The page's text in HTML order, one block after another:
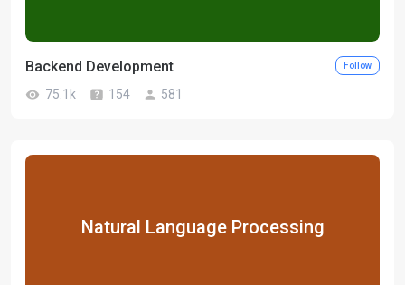
Backend Development Follow
75.1k 154 581
Natural Language Processing